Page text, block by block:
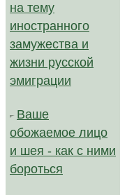
на тему
иностранного
замужества и
жизни русской
эмиграции
Ваше
обожаемое лицо
и шея - как с ними
бороться